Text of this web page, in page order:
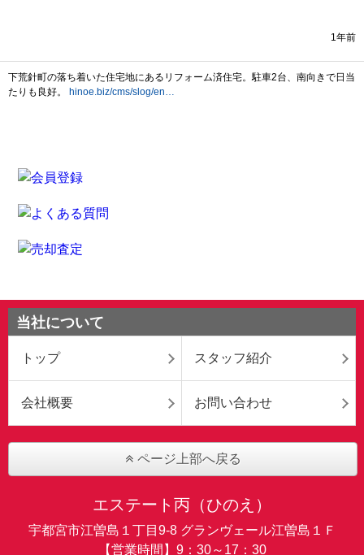
当社について
トップ スタッフ紹介
会社概要 お問い合わせ
ページ上部へ戻る
エステート丙（ひのえ）
宇都宮市江曽島１丁目9-8 グランヴェール江曽島１Ｆ
【営業時間】9：30～17：30